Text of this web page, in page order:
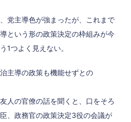
党主導色が強まったが、これまで
という形の政策決定の枠組みが今
1つよく見えない。
主導の政策も機能せずとの
人の官僚の話を聞くと、口をそろ
、政務官の政策決定3役の会議が